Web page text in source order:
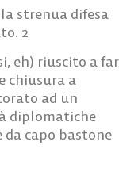
strenua difesa
2
eh) riuscito a far
chiusura a
ad un
diplomatiche
da capo bastone